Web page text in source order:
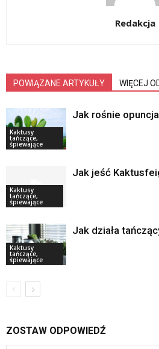
Redakcja
POWIĄZANE ARTYKUŁY WIĘCEJ
Kaktusy
tańczące,
śpiewające
Jak rośnie
Kaktusy
tańczące,
śpiewające
Jak jeść
Kaktusy
tańczące,
śpiewające
Jak działa
ZOSTAW ODPOWIEDŹ